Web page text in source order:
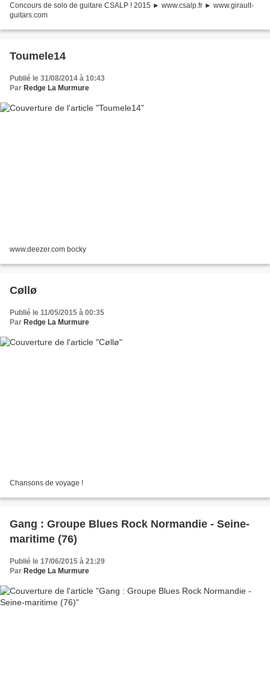
Concours de solo de guitare CSALP ! 2015 ► www.csalp.fr ► www.girault-
guitars.com
Toumele14
Publié le 31/08/2014 à 10:43
Par Redge La Murmure
www.deezer.com bocky
Cøllø
Publié le 11/05/2015 à 00:35
Par Redge La Murmure
Chansons de voyage !
Gang : Groupe Blues Rock Normandie - Seine-
maritime (76)
Publié le 17/06/2015 à 21:29
Par Redge La Murmure